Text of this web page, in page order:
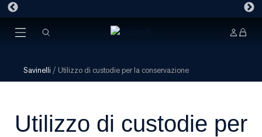
Savinelli / Utilizzo di custodie per la conservazione
Utilizzo di custodie per